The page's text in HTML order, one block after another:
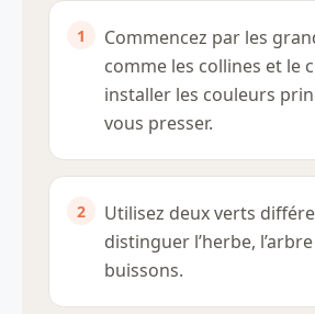
Commencez par les
comme les collines et le
installer les couleurs
vous presser.
Utilisez deux verts
distinguer l’herbe,
buissons.